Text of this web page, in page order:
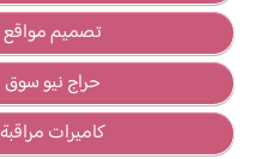
تصميم مواقع
حراج نيو سوق
كاميرات مراقبة